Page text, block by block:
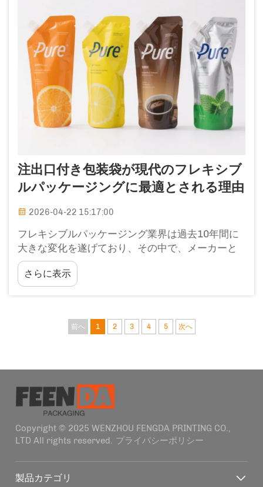
注出口付き包装袋が現代のフレキシブ
ルパッケージングに最適とされる理由
2026-04-22 15:17:00
フレキシブルパッケージング業界は過去10年間に
大きな変化を遂げており、その中で、メーカーと
最終消費者の両方が求める複雑なニーズに一貫し
て応えてきた包装フォーマットがあります。注出
口付き包装袋は、今や定番の選択肢となりました…
さらに表示
前へ 1 2 3 4 5 次へ
Copyright © 2025 WENZHOU FENGDA PRINTING CO.,
LTD All rights reserved. プライバシーポリシー
製品カテゴリ